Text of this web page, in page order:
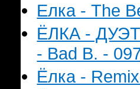
Елка - The
ЁЛКА -
- Bad B. -
Ёлка -